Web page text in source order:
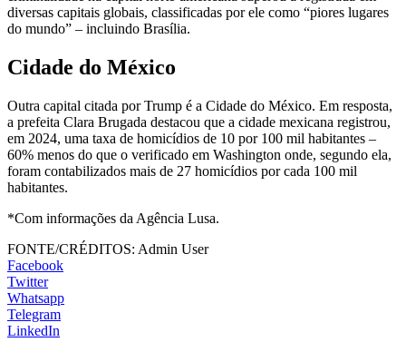
diversas capitais globais, classificadas por ele como “piores lugares
do mundo” – incluindo Brasília.
Cidade do México
Outra capital citada por Trump é a Cidade do México. Em resposta,
a prefeita Clara Brugada destacou que a cidade mexicana registrou,
em 2024, uma taxa de homicídios de 10 por 100 mil habitantes –
60% menos do que o verificado em Washington onde, segundo ela,
foram contabilizados mais de 27 homicídios por cada 100 mil
habitantes.
*Com informações da Agência Lusa.
FONTE/CRÉDITOS: Admin User
Facebook
Twitter
Whatsapp
Telegram
LinkedIn